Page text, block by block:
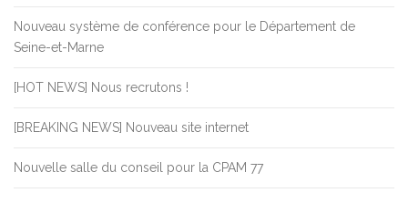
Nouveau système de conférence pour le Département de
Seine-et-Marne
[HOT NEWS] Nous recrutons !
[BREAKING NEWS] Nouveau site internet
Nouvelle salle du conseil pour la CPAM 77